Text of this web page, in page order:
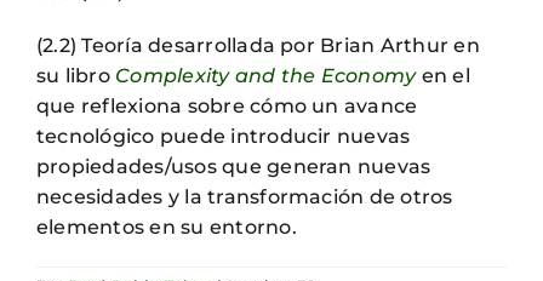
(2.2) Teoría desarrollada por Brian Arthur en
su libro Complexity and the Economy en el
que reflexiona sobre cómo un avance
tecnológico puede introducir nuevas
propiedades/usos que generan nuevas
necesidades y la transformación de otros
elementos en su entorno.